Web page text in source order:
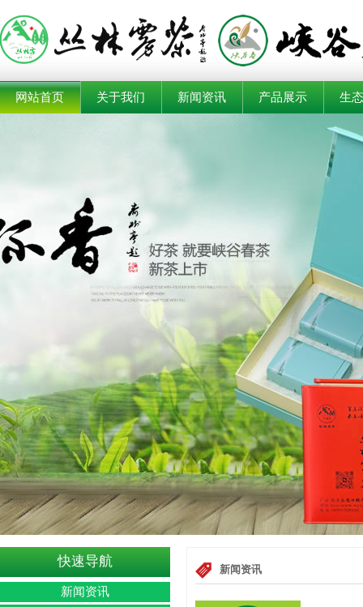
网站首页 关于我们 新闻资讯 产品展示 生
快速导航
新闻资讯
新闻资讯